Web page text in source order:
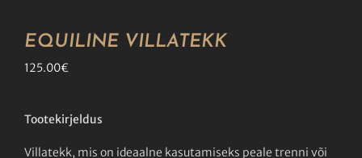
EQUILINE VILLATEKK
125.00€
Tootekirjeldus
Villatekk, mis on ideaalne kasutamiseks peale trenni või